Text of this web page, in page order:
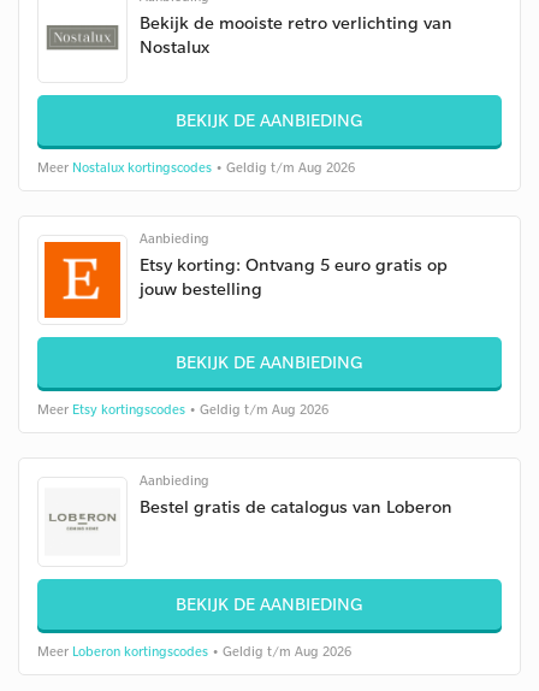
Bekijk de mooiste retro verlichting van
Nostalux
BEKIJK DE AANBIEDING
Meer Nostalux kortingscodes • Geldig t/m Aug 2026
Aanbieding
Etsy korting: Ontvang 5 euro gratis op
jouw bestelling
BEKIJK DE AANBIEDING
Meer Etsy kortingscodes • Geldig t/m Aug 2026
Aanbieding
Bestel gratis de catalogus van Loberon
BEKIJK DE AANBIEDING
Meer Loberon kortingscodes • Geldig t/m Aug 2026